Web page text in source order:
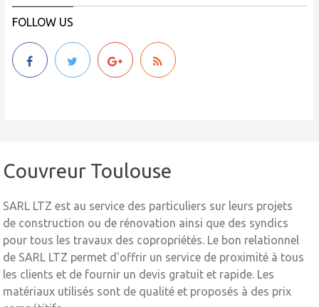
FOLLOW US
Couvreur Toulouse
SARL LTZ est au service des particuliers sur leurs projets
de construction ou de rénovation ainsi que des syndics
pour tous les travaux des copropriétés. Le bon relationnel
de SARL LTZ permet d'offrir un service de proximité à tous
les clients et de fournir un devis gratuit et rapide. Les
matériaux utilisés sont de qualité et proposés à des prix